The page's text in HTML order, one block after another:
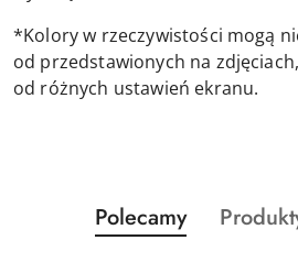
*Kolory w rzeczywistości mogą
od przedstawionych na
od różnych ustawień ekranu.
Pomiń karuzelę produktów
Produkty
o
Polecamy